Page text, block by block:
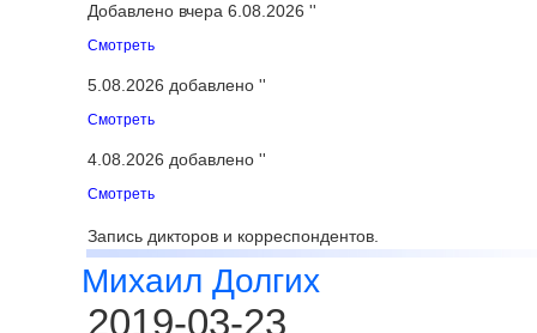
Добавлено вчера 6.08.2026 ''
Смотреть
5.08.2026 добавлено ''
Смотреть
4.08.2026 добавлено ''
Смотреть
Запись дикторов и корреспондентов.
Михаил Долгих
2019-03-23